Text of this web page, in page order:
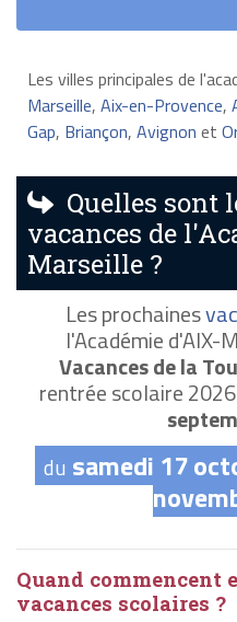
Les villes principales de
Marseille, Aix-en-Provence,
Gap, Briançon, Avignon et
Quelles sont
vacances de
Marseille ?
Les prochaines
l'Académie d'AIX-
Vacances de la
rentrée scolaire
du samedi 17
Quand commencent
vacances scolaires ?